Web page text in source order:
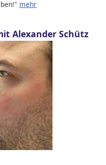
mehr
Alexander Schütz